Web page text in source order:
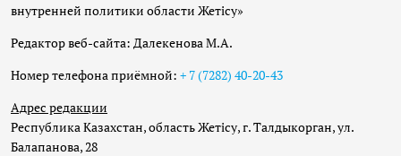
внутренней политики области Жетісу»
Редактор веб-сайта: Далекенова М.А.
Номер телефона приёмной: + 7 (7282) 40-20-43
Адрес редакции
Республика Казахстан, область Жетісу, г. Талдыкорган, ул.
Балапанова, 28